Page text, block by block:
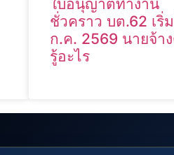
ใบอนุญาตทำงาน
ชั่วคราว บต.62 เริ่
ก.ค. 2569 นายจ้า
รู้อะไร